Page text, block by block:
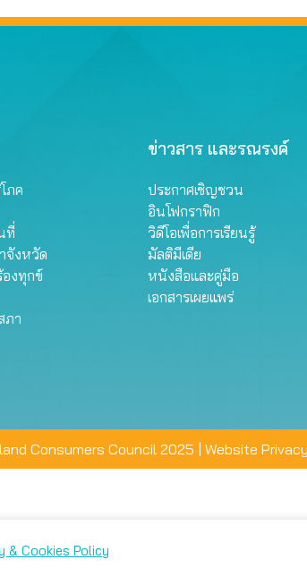
ภค
ที่
จังหวัด
องทุกข์
ภา
ข่าวสาร และรณรงค์
ประกาศเชิญชวน
อินโฟกราฟิก
วิดีโอเพื่อการเรียนรู้
มัลติมีเดีย
หนังสือและคู่มือ
เอกสารเผยแพร่
Consumers Council 2025 | Website
& Cookies Policy
กตั้งค่าความเป็นส่วนตัวได้